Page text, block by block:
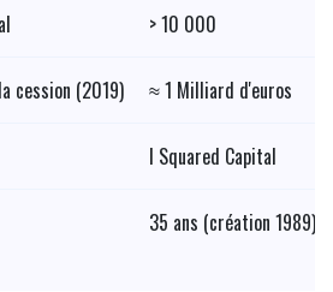
> 10 000
cession (2019) ≈ 1 Milliard d'euros
I Squared Capital
35 ans (création 1989)